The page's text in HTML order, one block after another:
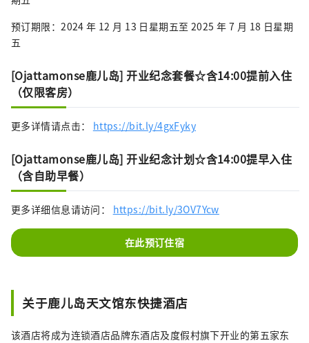
预订期限：2024 年 12 月 13 日星期五至 2025 年 7 月 18 日星期
五
[Ojattamonse鹿儿岛] 开业纪念套餐☆含14:00提前入住
（仅限客房）
更多详情请点击： https://bit.ly/4gxFyky
[Ojattamonse鹿儿岛] 开业纪念计划☆含14:00提早入住
（含自助早餐）
更多详细信息请访问： https://bit.ly/3OV7Ycw
在此预订住宿
关于鹿儿岛天文馆东快捷酒店
该酒店将成为连锁酒店品牌东酒店及度假村旗下开业的第五家东